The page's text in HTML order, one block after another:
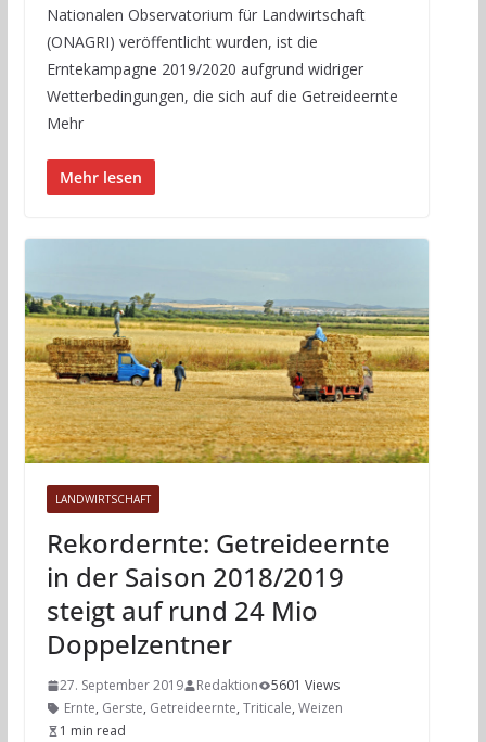
Nationalen Observatorium für Landwirtschaft
(ONAGRI) veröffentlicht wurden, ist die
Erntekampagne 2019/2020 aufgrund widriger
Wetterbedingungen, die sich auf die Getreideernte
Mehr
Mehr lesen
LANDWIRTSCHAFT
Rekordernte: Getreideernte
in der Saison 2018/2019
steigt auf rund 24 Mio
Doppelzentner
27. September 2019 Redaktion
5601 Views
Ernte, Gerste, Getreideernte, Triticale, Weizen
1 min read